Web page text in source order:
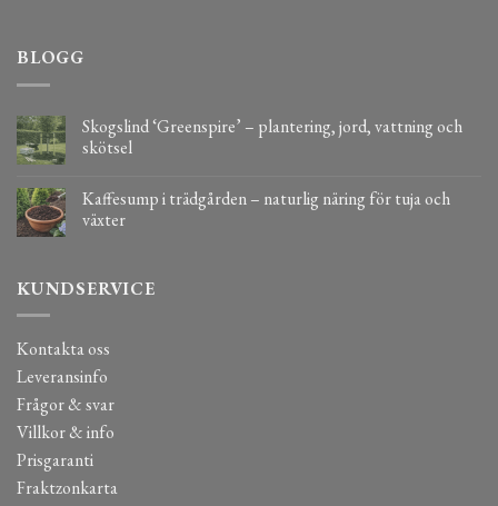
BLOGG
Skogslind ‘Greenspire’ – plantering, jord, vattning och
skötsel
Kaffesump i trädgården – naturlig näring för tuja och
växter
KUNDSERVICE
Kontakta oss
Leveransinfo
Frågor & svar
Villkor & info
Prisgaranti
Fraktzonkarta